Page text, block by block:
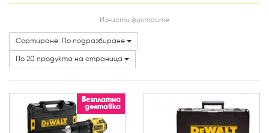
Категории
Изчисти филтрите
Сортиране: По подразбиране
По 20 продукта на страница
Безплатна
доставка